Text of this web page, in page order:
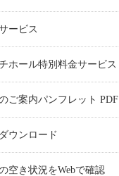
ービス
ホール特別料金サービス
ご案内パンフレット PDF
ウンロード
空き状況をWebで確認